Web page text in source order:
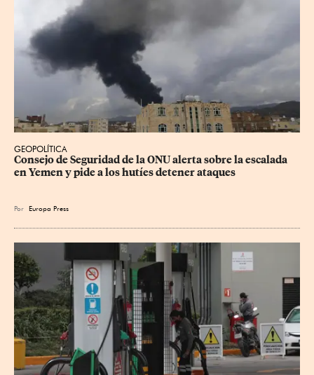
GEOPOLÍTICA
Consejo de Seguridad de la ONU alerta sobre la escalada
en Yemen y pide a los hutíes detener ataques
Por Europa Press